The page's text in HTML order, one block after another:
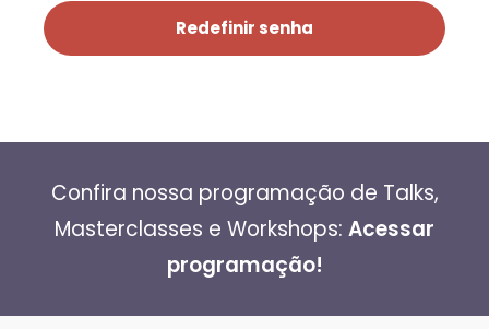
Redefinir senha
Confira nossa programação de Talks,
Masterclasses e Workshops: Acessar
programação!